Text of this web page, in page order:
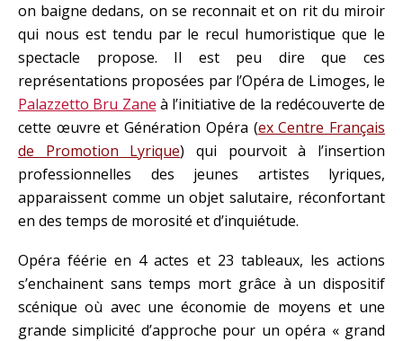
on baigne dedans, on se reconnait et on rit du miroir
qui nous est tendu par le recul humoristique que le
spectacle propose. Il est peu dire que ces
représentations proposées par l’Opéra de Limoges, le
Palazzetto Bru Zane à l’initiative de la redécouverte de
cette œuvre et Génération Opéra (ex Centre Français
de Promotion Lyrique) qui pourvoit à l’insertion
professionnelles des jeunes artistes lyriques,
apparaissent comme un objet salutaire, réconfortant
en des temps de morosité et d’inquiétude.
Opéra féérie en 4 actes et 23 tableaux, les actions
s’enchainent sans temps mort grâce à un dispositif
scénique où avec une économie de moyens et une
grande simplicité d’approche pour un opéra « grand